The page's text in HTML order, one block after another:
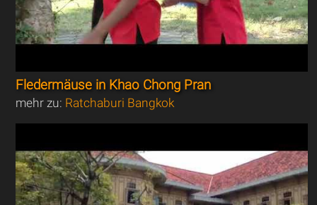
Fledermäuse in Khao Chong Pran
mehr zu: Ratchaburi Bangkok